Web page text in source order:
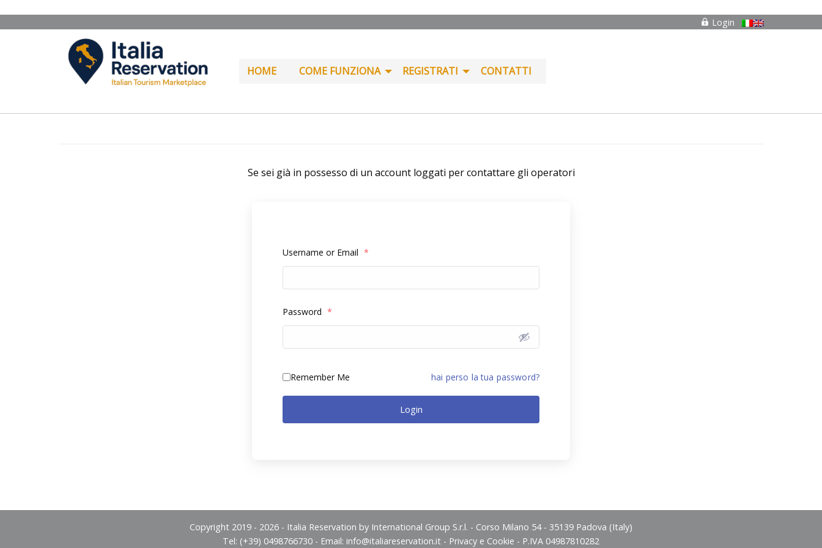
Login
HOME COME FUNZIONA REGISTRATI CONTATTI
Se sei già in possesso di un account loggati per contattare gli operatori
Username or Email *
Password *
Remember Me hai perso la tua password?
Login
Copyright 2019 - 2026 - Italia Reservation by International Group S.r.l. - Corso Milano 54 - 35139 Padova (Italy)
Tel: (+39) 0498766730 - Email: info@italiareservation.it - Privacy e Cookie - P.IVA 04987810282